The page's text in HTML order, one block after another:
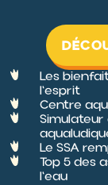
Les
l'esprit
Centre
Simulateur
Le SSA
Top 5 des
l'eau